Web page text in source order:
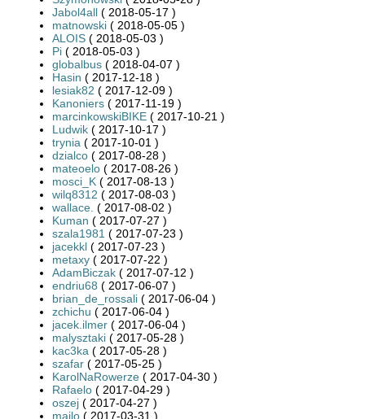
Jabol4all ( 2018-05-17 )
matnowski ( 2018-05-05 )
ALOIS ( 2018-05-03 )
Pi ( 2018-05-03 )
globalbus ( 2018-04-07 )
Hasin ( 2017-12-18 )
lesiak82 ( 2017-12-09 )
Kanoniers ( 2017-11-19 )
marcinkowskiBIKE ( 2017-10-21 )
Ludwik ( 2017-10-17 )
trynia ( 2017-10-01 )
dzialco ( 2017-08-28 )
mateoelo ( 2017-08-26 )
mosci_K ( 2017-08-13 )
wilq8312 ( 2017-08-03 )
wallace. ( 2017-08-02 )
Kuman ( 2017-07-27 )
szala1981 ( 2017-07-23 )
jacekkl ( 2017-07-23 )
metaxy ( 2017-07-22 )
AdamBiczak ( 2017-07-12 )
endriu68 ( 2017-06-07 )
brian_de_rossali ( 2017-06-04 )
zchichu ( 2017-06-04 )
jacek.ilmer ( 2017-06-04 )
malysztaki ( 2017-05-28 )
kac3ka ( 2017-05-28 )
szafar ( 2017-05-25 )
KarolNaRowerze ( 2017-04-30 )
Rafaelo ( 2017-04-29 )
oszej ( 2017-04-27 )
majlo ( 2017-03-31 )